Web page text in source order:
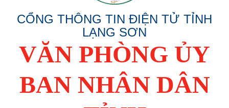
CỔNG THÔNG TIN ĐIỆN TỬ TỈNH
LẠNG SƠN
VĂN PHÒNG ỦY
BAN NHÂN DÂN